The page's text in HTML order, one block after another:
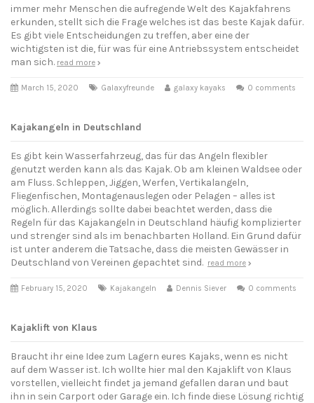
immer mehr Menschen die aufregende Welt des Kajakfahrens
erkunden, stellt sich die Frage welches ist das beste Kajak dafür.
Es gibt viele Entscheidungen zu treffen, aber eine der
wichtigsten ist die, für was für eine Antriebssystem entscheidet
man sich. read more
March 15, 2020 Galaxyfreunde galaxy kayaks 0 comments
Kajakangeln in Deutschland
Es gibt kein Wasserfahrzeug, das für das Angeln flexibler
genutzt werden kann als das Kajak. Ob am kleinen Waldsee oder
am Fluss. Schleppen, Jiggen, Werfen, Vertikalangeln,
Fliegenfischen, Montagenauslegen oder Pelagen – alles ist
möglich. Allerdings sollte dabei beachtet werden, dass die
Regeln für das Kajakangeln in Deutschland häufig komplizierter
und strenger sind als im benachbarten Holland. Ein Grund dafür
ist unter anderem die Tatsache, dass die meisten Gewässer in
Deutschland von Vereinen gepachtet sind. read more
February 15, 2020 Kajakangeln Dennis Siever 0 comments
Kajaklift von Klaus
Braucht ihr eine Idee zum Lagern eures Kajaks, wenn es nicht
auf dem Wasser ist. Ich wollte hier mal den Kajaklift von Klaus
vorstellen, vielleicht findet ja jemand gefallen daran und baut
ihn in sein Carport oder Garage ein. Ich finde diese Lösung richtig